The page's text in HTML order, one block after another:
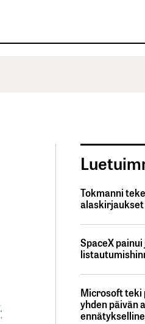
Tokmanni
alaskirjaukset
SpaceX
Microsoft teki
yhden päivän